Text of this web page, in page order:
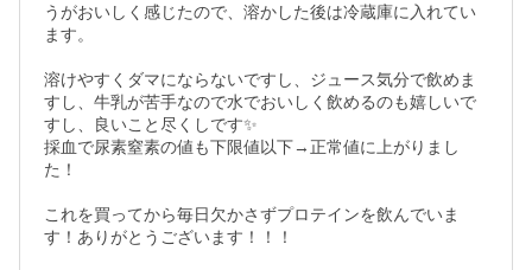
うがおいしく感じたので、溶かした後は冷蔵庫に入れてい
ます。
溶けやすくダマにならないですし、ジュース気分で飲めま
すし、牛乳が苦手なので水でおいしく飲めるのも嬉しいで
すし、良いこと尽くしです✨
採血で尿素窒素の値も下限値以下→正常値に上がりまし
た！
これを買ってから毎日欠かさずプロテインを飲んでいま
す！ありがとうございます！！！